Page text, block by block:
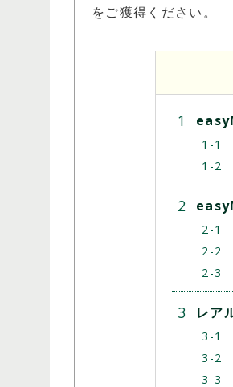
をご獲得ください。
レア
開催期間：常
HFM ロイ